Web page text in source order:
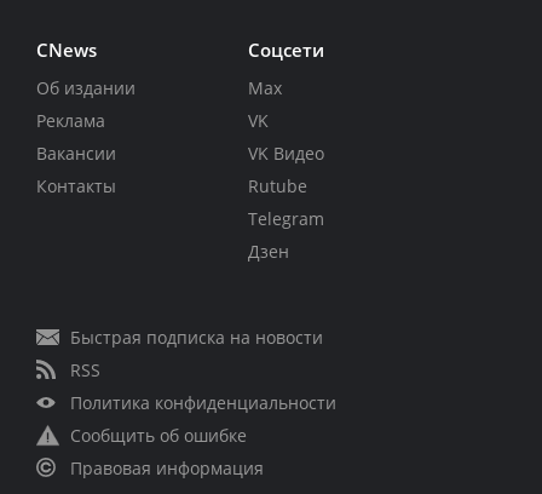
CNews
Об издании
Реклама
Вакансии
Контакты
Соцсети
Max
VK
VK Видео
Rutube
Telegram
Дзен
Быстрая подписка на новости
RSS
Политика конфиденциальности
Сообщить об ошибке
Правовая информация